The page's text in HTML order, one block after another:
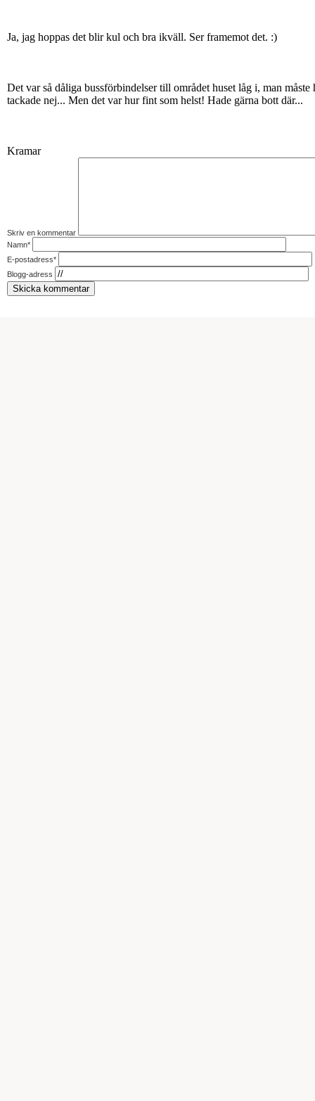
Ja, jag hoppas det blir kul och bra ikväll. Ser framemot det. :)
Det var så dåliga bussförbindelser till området huset låg i, man
tackade nej... Men det var hur fint som helst! Hade gärna bott där...
Kramar
Skriv en kommentar
Namn*
E-postadress*
Blogg-adress